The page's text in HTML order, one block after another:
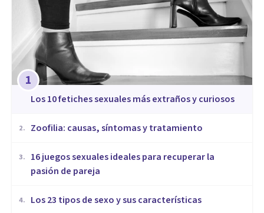
1
​Los 10 fetiches sexuales más extraños y curiosos
2. Zoofilia: causas, síntomas y tratamiento
3.
16 juegos sexuales ideales para recuperar la
pasión de pareja
4. Los 23 tipos de sexo y sus características